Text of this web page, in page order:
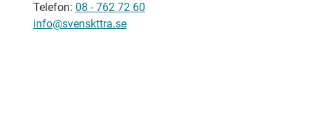
Telefon: 08 - 762 72 60
info@svenskttra.se